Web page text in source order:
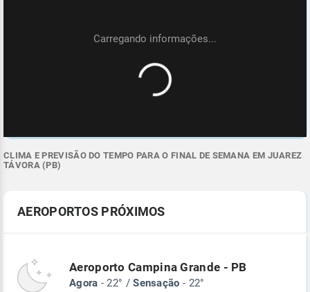
CLIMA E PREVISÃO DO TEMPO PARA O FINAL DE SEMANA EM JUAREZ
TÁVORA (PB)
AEROPORTOS PRÓXIMOS
Aeroporto Campina Grande - PB
Agora - 22° /Sensação - 22°